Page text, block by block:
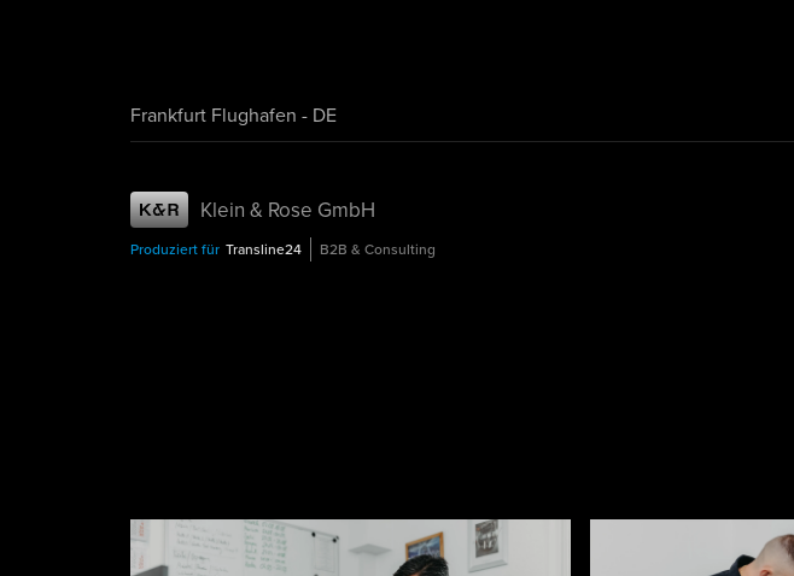
Frankfurt Flughafen - DE
Klein & Rose GmbH
Produziert für Transline24 B2B & Consulting